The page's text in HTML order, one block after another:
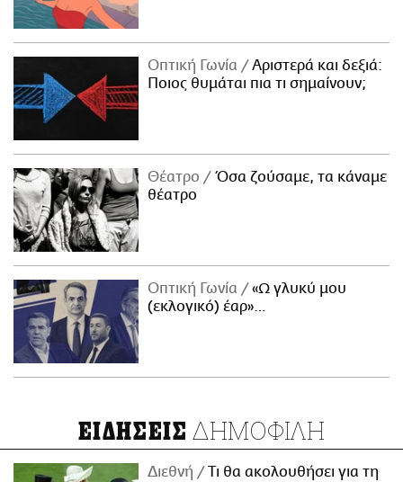
Οπτική Γωνία
Αριστερά και δεξιά:
Ποιος θυμάται πια τι σημαίνουν;
Θέατρο
Όσα ζούσαμε, τα κάναμε
θέατρο
Οπτική Γωνία
«Ω γλυκύ μου
(εκλογικό) έαρ»…
ΕΙΔΗΣΕΙΣ ΔΗΜΟΦΙΛΗ
Διεθνή Τι θα ακολουθήσει για τη